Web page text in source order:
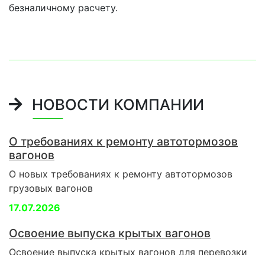
безналичному расчету.
НОВОСТИ КОМПАНИИ
О требованиях к ремонту автотормозов
вагонов
О новых требованиях к ремонту автотормозов
грузовых вагонов
17.07.2026
Освоение выпуска крытых вагонов
Освоение выпуска крытых вагонов для перевозки